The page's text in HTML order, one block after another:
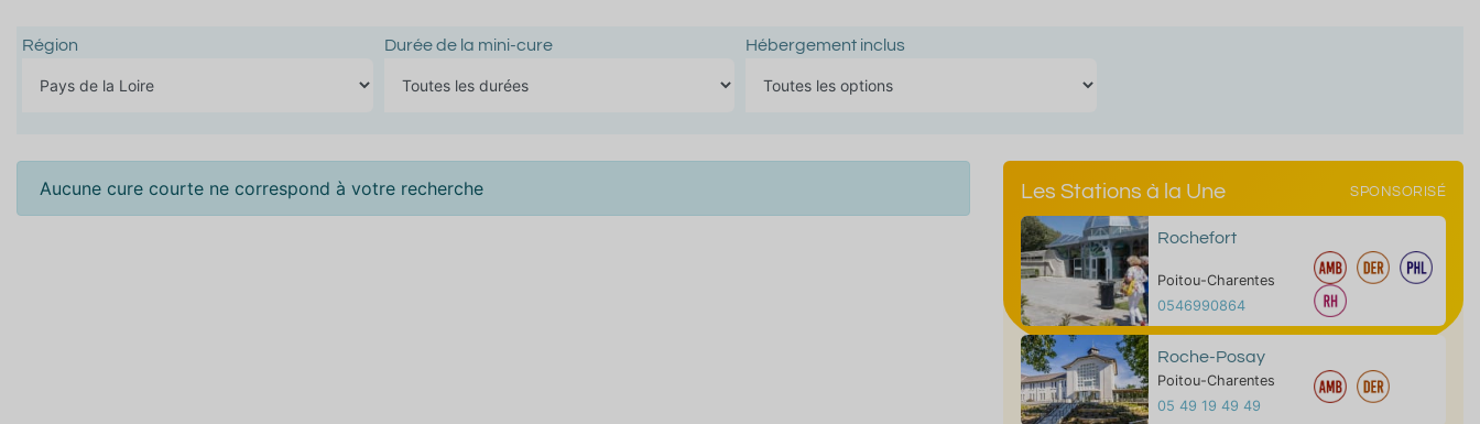
Région Durée de la mini-cure Hébergement inclus
Aucune cure courte ne correspond à votre recherche Les Stations à la Une SPONSORISÉ
Rochefort
Poitou-Charentes
0546990864
Roche-Posay
Poitou-Charentes
05 49 19 49 49